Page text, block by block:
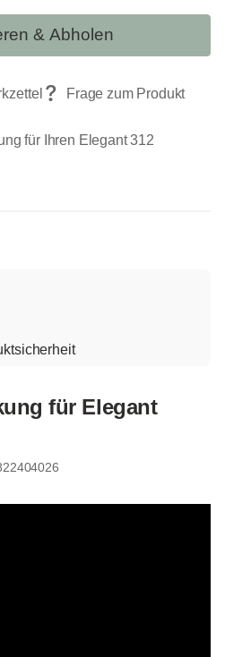
für Ihren Elegant 312
& Abholen
für Elegant